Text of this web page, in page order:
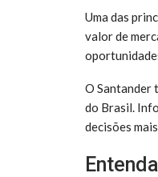
Uma das
valor de
O Santander
do Brasil.
decisões